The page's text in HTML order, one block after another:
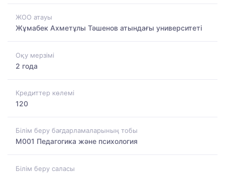
ЖОО атауы
Жұмабек Ахметұлы Тәшенов атындағы университеті
Оқу мерзімі
2 года
Кредиттер көлемі
120
Білім беру бағдарламаларының тобы
M001 Педагогика және психология
Білім беру саласы